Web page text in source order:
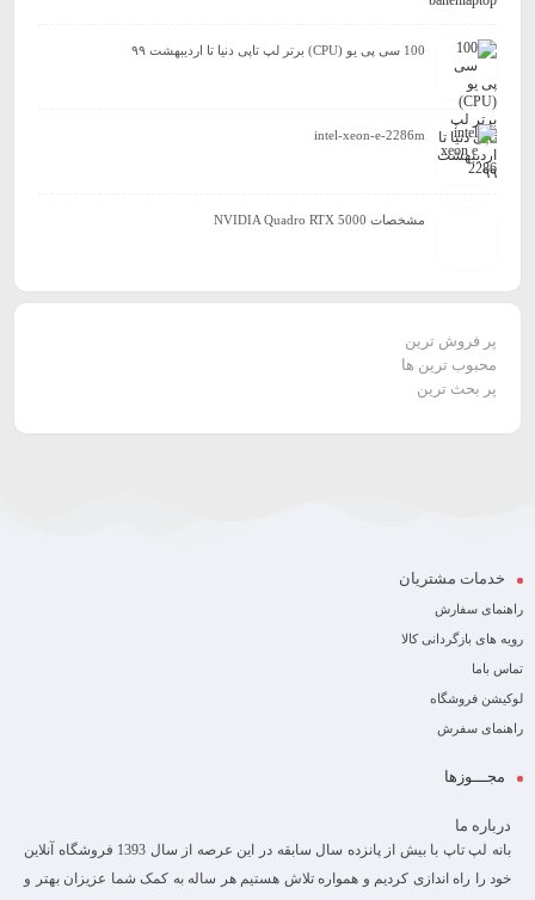
100 سی پی یو (CPU) برتر لپ تاپی دنیا تا اردیبهشت ۹۹
intel-xeon-e-2286m
مشخصات NVIDIA Quadro RTX 5000
پر فروش ترین
محبوب ترین ها
پر بحث ترین
خدمات مشتریان
راهنمای سفارش
رویه های بازگردانی کالا
تماس باما
لوکیشن فروشگاه
راهنمای سفرش
مجـــوزها
درباره ما
بانه لپ تاپ با بیش از پانزده سال سابقه در این عرصه از سال 1393 فروشگاه آنلاین
خود را راه اندازی کردیم و همواره تلاش هستیم هر ساله به کمک شما عزیزان بهتر و